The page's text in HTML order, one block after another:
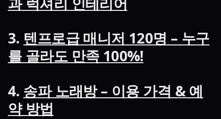
3. 텐프로급 매니저 120명 – 누구
를 골라도 만족 100%!
4. 송파 노래방 – 이용 가격 & 예
약 방법